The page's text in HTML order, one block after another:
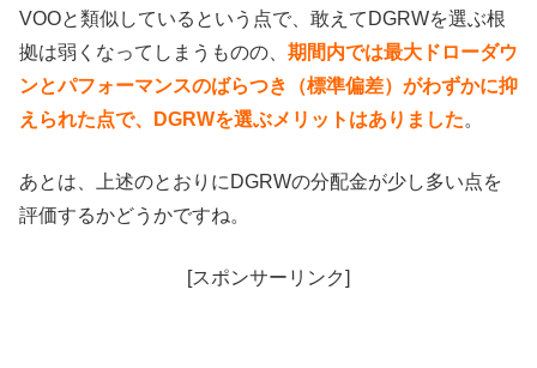
VOOと類似しているという点で、敢えてDGRWを選ぶ根
拠は弱くなってしまうものの、 期間内では最大ドローダウ
ンとパフォーマンスのばらつき（標準偏差）がわずかに抑
えられた点で、DGRWを選ぶメリットはありました。
あとは、上述のとおりにDGRWの分配金が少し多い点を
評価するかどうかですね。
[スポンサーリンク]